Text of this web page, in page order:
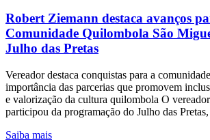
Robert Ziemann destaca avanços
Comunidade Quilombola São
Julho das Pretas
Vereador destaca conquistas para a
importância das parcerias que promovem
e valorização da cultura quilombola O
participou da programação do Julho das
Saiba mais